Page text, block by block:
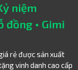
niệm
• Gimi
rẻ được sản xuất
vinh danh cao cấp